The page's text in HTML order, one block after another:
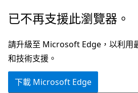
跳
主
要
內
跳
頁
面
內
已不再支援此瀏覽器。
請升級至 Microsoft Edge，以利用
和技術支援。
下載 Microsoft Edge